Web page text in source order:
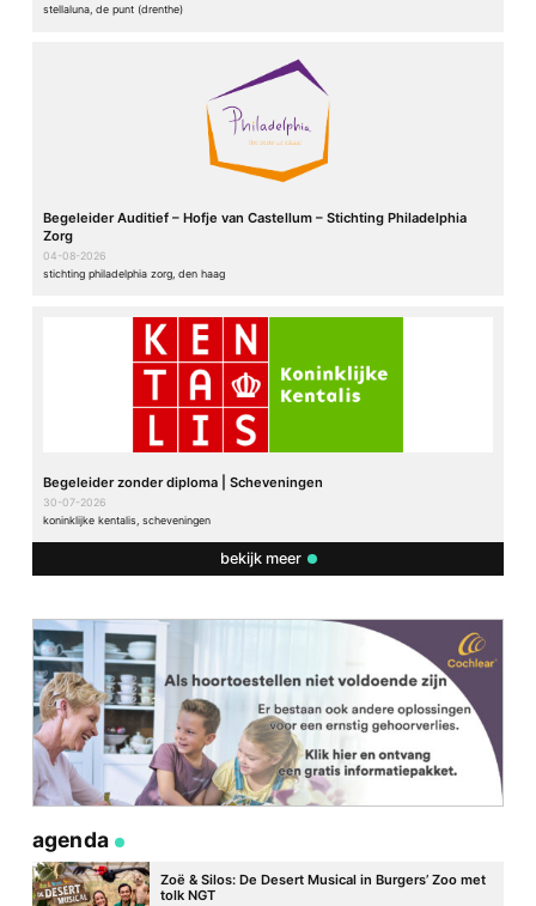
stellaluna, de punt (drenthe)
Begeleider Auditief – Hofje van Castellum – Stichting Philadelphia
Zorg
04-08-2026
stichting philadelphia zorg, den haag
Begeleider zonder diploma | Scheveningen
30-07-2026
koninklijke kentalis, scheveningen
bekijk meer
agenda
Zoë & Silos: De Desert Musical in Burgers’ Zoo met
tolk NGT